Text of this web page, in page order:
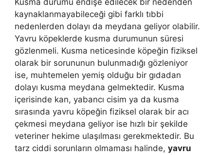
Kusma durumu endişe edilecek bir nedenden
kaynaklanmayabileceği gibi farklı tıbbi
nedenlerden dolayı da meydana geliyor olabilir.
Yavru köpeklerde kusma durumunun süresi
gözlenmeli. Kusma neticesinde köpeğin fiziksel
olarak bir sorununun bulunmadığı gözleniyor
ise, muhtemelen yemiş olduğu bir gıdadan
dolayı kusma meydana gelmektedir. Kusma
içerisinde kan, yabancı cisim ya da kusma
sırasında yavru köpeğin fiziksel olarak bir acı
çekmesi meydana geliyor ise hızlı bir şekilde
veteriner hekime ulaşılması gerekmektedir. Bu
tarz ciddi sorunların olmaması halinde, yavru